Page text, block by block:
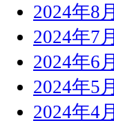
2024年8月
2024年7月
2024年6月
2024年5月
2024年4月